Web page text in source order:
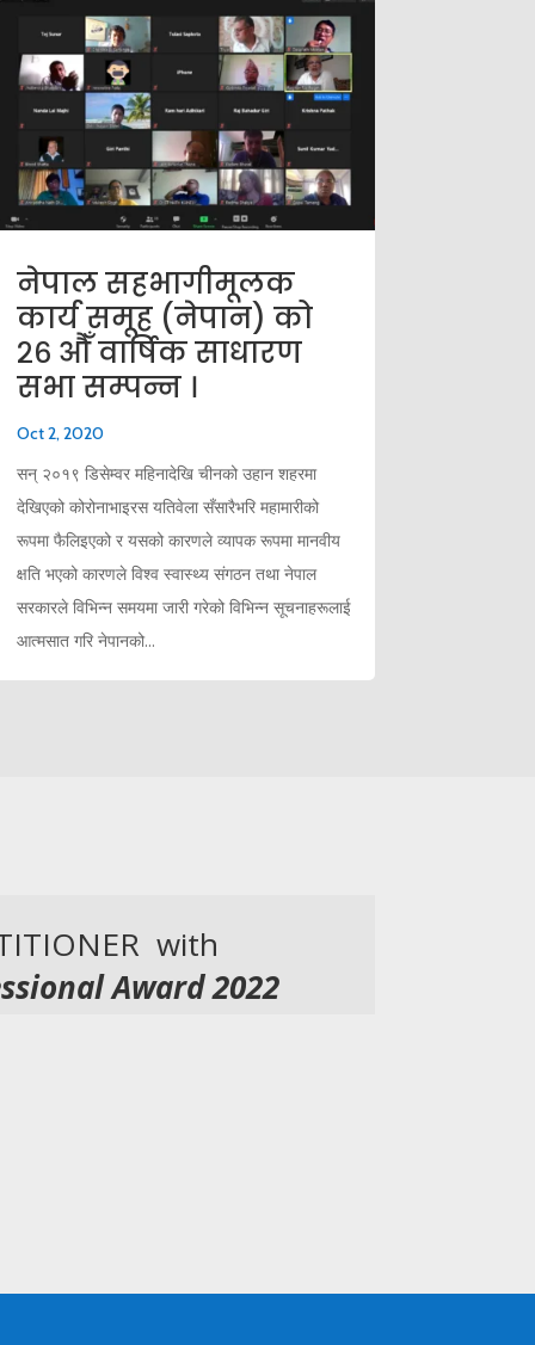
नेपाल सहभागीमूलक
कार्य समूह (नेपान) को
२६ औँ वार्षिक साधारण
सभा सम्पन्न ।
Oct 2, 2020
सन् २०१९ डिसेम्वर महिनादेखि चीनको उहान शहरमा
देखिएको कोरोनाभाइरस यतिवेला सँसारैभरि महामारीको
रूपमा फैलिइएको र यसको कारणले व्यापक रूपमा मानवीय
क्षति भएको कारणले विश्व स्वास्थ्य संगठन तथा नेपाल
सरकारले विभिन्न समयमा जारी गरेको विभिन्न सूचनाहरूलाई
आत्मसात गरि नेपानको...
with
Award 2022